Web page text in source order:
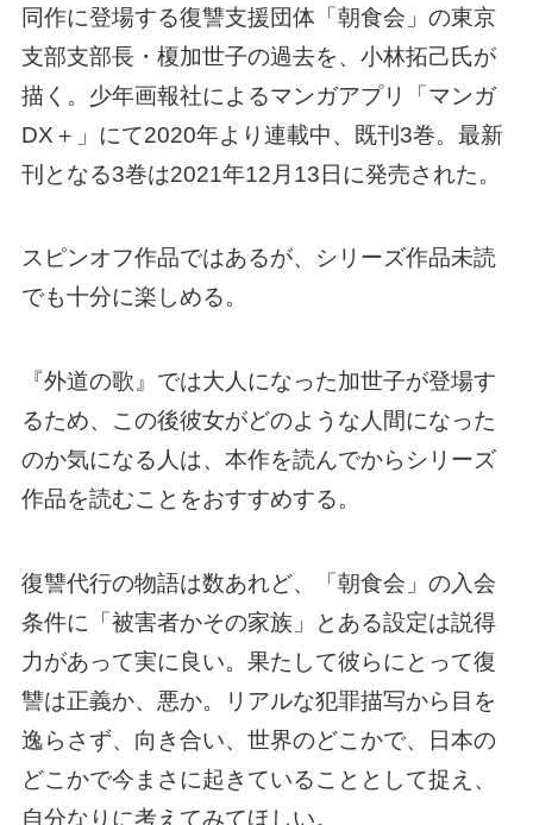
同作に登場する復讐支援団体「朝食会」の東京
支部支部長・榎加世子の過去を、小林拓己氏が
描く。少年画報社によるマンガアプリ「マンガ
DX＋」にて2020年より連載中、既刊3巻。最新
刊となる3巻は2021年12月13日に発売された。
スピンオフ作品ではあるが、シリーズ作品未読
でも十分に楽しめる。
『外道の歌』では大人になった加世子が登場す
るため、この後彼女がどのような人間になった
のか気になる人は、本作を読んでからシリーズ
作品を読むことをおすすめする。
復讐代行の物語は数あれど、「朝食会」の入会
条件に「被害者かその家族」とある設定は説得
力があって実に良い。果たして彼らにとって復
讐は正義か、悪か。リアルな犯罪描写から目を
逸らさず、向き合い、世界のどこかで、日本の
どこかで今まさに起きていることとして捉え、
自分なりに考えてみてほしい。